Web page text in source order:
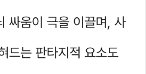
싸움이 극을 이끌며, 사
드는 판타지적 요소도